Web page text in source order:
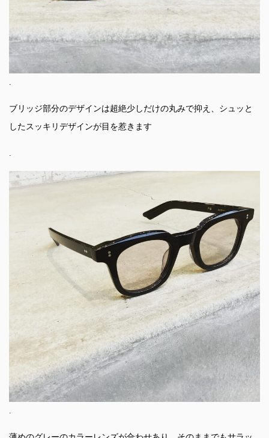
ブリッジ部分のデザインは超絶少しだけの丸みで抑え、シュッと
したスッキリデザインが目を惹きます
.